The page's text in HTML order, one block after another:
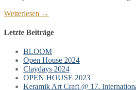
Weiterlesen →
Letzte Beiträge
BLOOM
Open House 2024
Claydays 2024
OPEN HOUSE 2023
Keramik Art Craft @ 17.